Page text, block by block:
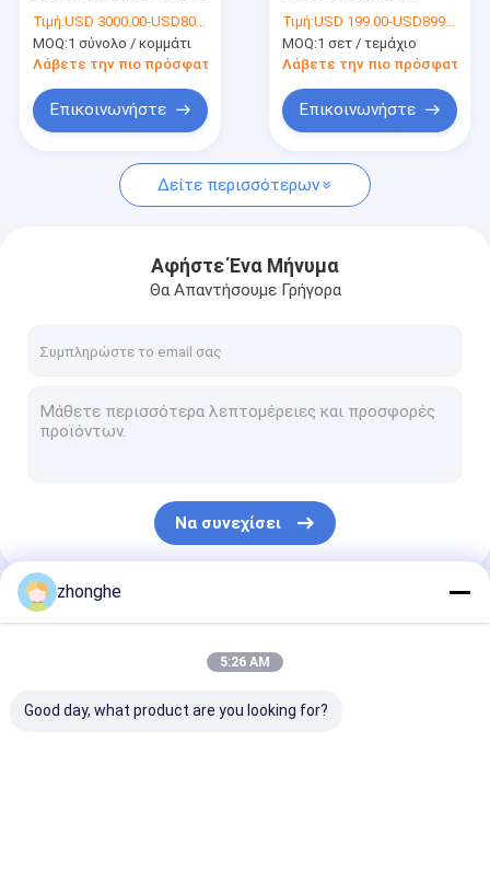
Έλεγχος ποιότητας
Ειδήσεις
Ζητήστε μια προσφορά
μακροχρόνιος βραχίονας προσιτότητας εκσκαφέων
Τηλεσκοπικός βραχίονας εκσκαφέων
Τηλεσκοπικός βραχίονας εκσκαφέων
βραχίονας σήραγγας εκσκαφέα
Βραχίονας κατεδάφισης
Τιμή:USD 3000.00-USD80000.00 EXW price
MOQ:1 σύνολο / κομμάτι
Λάβετε την πιο πρόσφατη τιμή
Επικοινωνήστε
Αυξήσετε την
Παραγωγικότητά Σας
Τιμή:USD 199.00-USD8999.00
MOQ:1 σετ / τεμάχιο
Λάβετε την πιο πρόσφατη
Επικοινωνήστε
Δείτε περισσότερων
Αφήστε Ένα Μήνυμα
Θα Απαντήσουμε Γρήγορα
Να συνεχίσει
Οι Κατηγορίες Μας
zhonghe
5:26 AM
Good day, what product are you looking for?